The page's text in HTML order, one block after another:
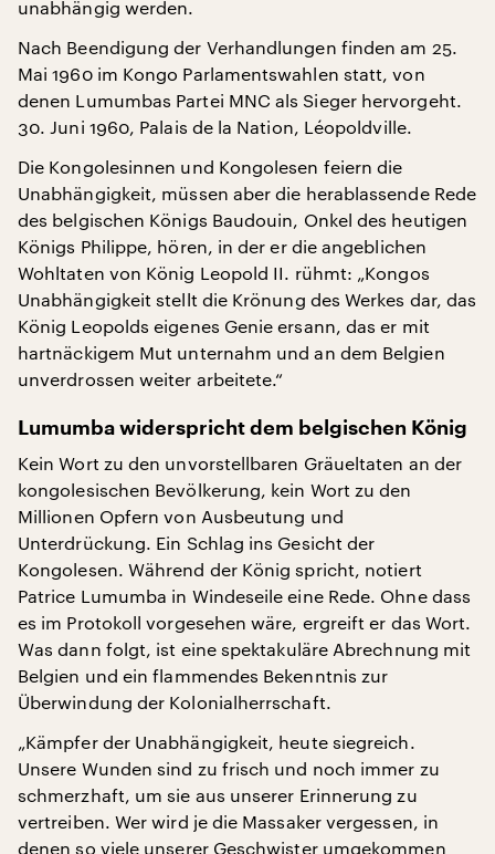
unabhängig werden.
Nach Beendigung der Verhandlungen finden am 25.
Mai 1960 im Kongo Parlamentswahlen statt, von
denen Lumumbas Partei MNC als Sieger hervorgeht.
30. Juni 1960, Palais de la Nation, Léopoldville.
Die Kongolesinnen und Kongolesen feiern die
Unabhängigkeit, müssen aber die herablassende Rede
des belgischen Königs Baudouin, Onkel des heutigen
Königs Philippe, hören, in der er die angeblichen
Wohltaten von König Leopold II. rühmt: „Kongos
Unabhängigkeit stellt die Krönung des Werkes dar, das
König Leopolds eigenes Genie ersann, das er mit
hartnäckigem Mut unternahm und an dem Belgien
unverdrossen weiter arbeitete.“
Lumumba widerspricht dem belgischen König
Kein Wort zu den unvorstellbaren Gräueltaten an der
kongolesischen Bevölkerung, kein Wort zu den
Millionen Opfern von Ausbeutung und
Unterdrückung. Ein Schlag ins Gesicht der
Kongolesen. Während der König spricht, notiert
Patrice Lumumba in Windeseile eine Rede. Ohne dass
es im Protokoll vorgesehen wäre, ergreift er das Wort.
Was dann folgt, ist eine spektakuläre Abrechnung mit
Belgien und ein flammendes Bekenntnis zur
Überwindung der Kolonialherrschaft.
„Kämpfer der Unabhängigkeit, heute siegreich.
Unsere Wunden sind zu frisch und noch immer zu
schmerzhaft, um sie aus unserer Erinnerung zu
vertreiben. Wer wird je die Massaker vergessen, in
denen so viele unserer Geschwister umgekommen